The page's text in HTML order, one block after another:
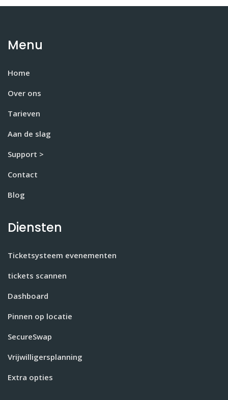
Menu
Home
Over ons
Tarieven
Aan de slag
Support >
Contact
Blog
Diensten
Ticketsysteem evenementen
tickets scannen
Dashboard
Pinnen op locatie
SecureSwap
Vrijwilligersplanning
Extra opties